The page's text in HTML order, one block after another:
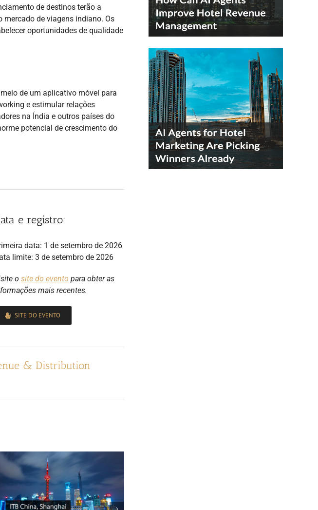
de destinos terão a
mercado de viagens indiano. Os
oportunidades de qualidade
de um aplicativo móvel para
e estimular relações
na Índia e outros países do
potencial de crescimento do
e registro:
data: 1 de setembro de 2026
limite: 3 de setembro de 2026
o site do evento para obter as
mais recentes.
SITE DO EVENTO
& Distribution